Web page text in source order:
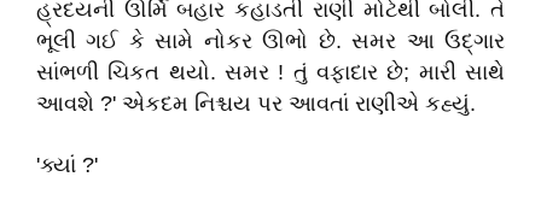
હ્રદયની ઊર્મિ બહાર કહાડતી રાણી મોટેથી બોલી. તે
ભૂલી ગઈ કે સામે નોકર ઊભો છે. સમર આ ઉદ્ગાર
સાંભળી ચિકત થયો. સમર ! તું વફાદાર છે; મારી સાથે
આવશે ?' એકદમ નિશ્ચય પર આવતાં રાણીએ કહ્યું.
'ક્યાં ?'